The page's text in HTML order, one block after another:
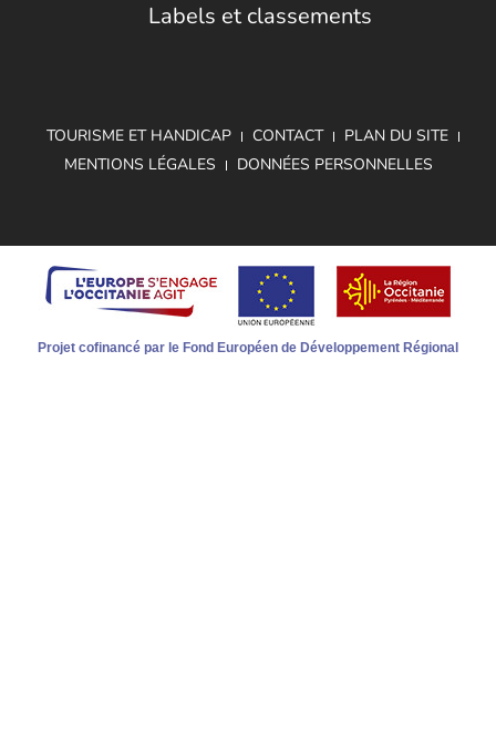
Labels et classements
TOURISME ET HANDICAP CONTACT
PLAN DU SITE
MENTIONS LÉGALES
DONNÉES PERSONNELLES
Projet cofinancé par le Fond Européen de Développement Régional